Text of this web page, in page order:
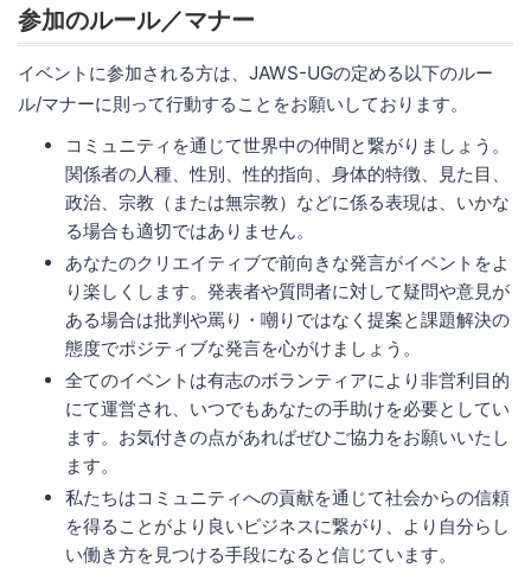
参加のルール／マナー
イベントに参加される方は、JAWS-UGの定める以下のルー
ル/マナーに則って行動することをお願いしております。
コミュニティを通じて世界中の仲間と繋がりましょう。
関係者の人種、性別、性的指向、身体的特徴、見た目、
政治、宗教（または無宗教）などに係る表現は、いかな
る場合も適切ではありません。
あなたのクリエイティブで前向きな発言がイベントをよ
り楽しくします。発表者や質問者に対して疑問や意見が
ある場合は批判や罵り・嘲りではなく提案と課題解決の
態度でポジティブな発言を心がけましょう。
全てのイベントは有志のボランティアにより非営利目的
にて運営され、いつでもあなたの手助けを必要としてい
ます。お気付きの点があればぜひご協力をお願いいたし
ます。
私たちはコミュニティへの貢献を通じて社会からの信頼
を得ることがより良いビジネスに繋がり、より自分らし
い働き方を見つける手段になると信じています。